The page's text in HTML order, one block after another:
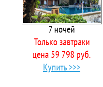
7 ночей
Только завтраки
цена 59 798 руб.
Купить >>>